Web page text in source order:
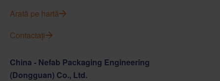
Arată pe hartă
Contactați
China - Nefab Packaging Engineering
(Dongguan) Co., Ltd.